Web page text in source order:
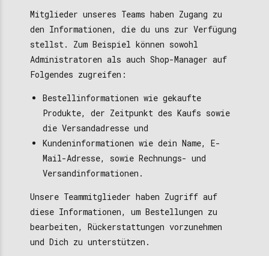
Mitglieder unseres Teams haben Zugang zu
den Informationen, die du uns zur Verfügung
stellst. Zum Beispiel können sowohl
Administratoren als auch Shop-Manager auf
Folgendes zugreifen:
Bestellinformationen wie gekaufte
Produkte, der Zeitpunkt des Kaufs sowie
die Versandadresse und
Kundeninformationen wie dein Name, E-
Mail-Adresse, sowie Rechnungs- und
Versandinformationen.
Unsere Teammitglieder haben Zugriff auf
diese Informationen, um Bestellungen zu
bearbeiten, Rückerstattungen vorzunehmen
und Dich zu unterstützen.